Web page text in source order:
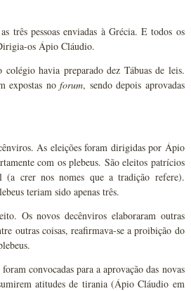
três pessoas enviadas à Grécia. E todos os
os Ápio Cláudio.
havia preparado dez Tábuas de leis.
expostas noforum, sendo depois aprovadas
As eleições foram dirigidas por Ápio
com os plebeus. São eleitos patrícios
(a crer nos nomes que a tradição refere).
teriam sido apenas três.
Os novos decênviros elaboraram outras
outras coisas, reafirmava-se a proibição do
convocadas para a aprovação das novas
atitudes de tirania (Ápio Cláudio em